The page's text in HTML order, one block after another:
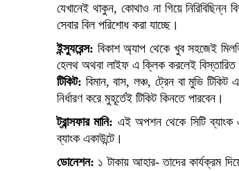
যেখানেই থাকুন, কোথাও না গিয়ে
সেবার বিল পরিশোধ করা যাচ্ছে।
ইন্স্যুরেন্স: বিকাশ অ্যাপ থেকে খুব সহজেই
হেলথ অথবা লাইফ এ ক্লিক করলেই বিস্তারিত
টিকিট: বিমান, বাস, লঞ্চ, ট্রেন বা মুভি টিকিট
নির্ধারণ করে মুহূর্তেই টিকিট কিনতে পারবেন।
ট্রান্সফার মানি: এই অপশন থেকে সিটি ব্যাংক
ব্যাংক একাউন্টে।
ডোনেশন: ১ টাকায় আহার- তাদের কার্যক্রম